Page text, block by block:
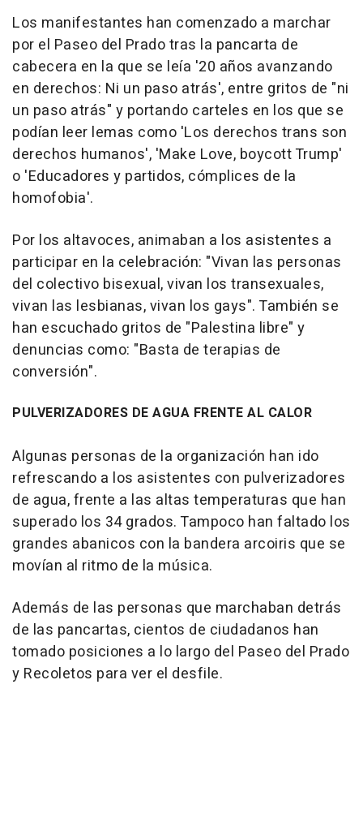
Los manifestantes han comenzado a marchar
por el Paseo del Prado tras la pancarta de
cabecera en la que se leía '20 años avanzando
en derechos: Ni un paso atrás', entre gritos de "ni
un paso atrás" y portando carteles en los que se
podían leer lemas como 'Los derechos trans son
derechos humanos', 'Make Love, boycott Trump'
o 'Educadores y partidos, cómplices de la
homofobia'.
Por los altavoces, animaban a los asistentes a
participar en la celebración: "Vivan las personas
del colectivo bisexual, vivan los transexuales,
vivan las lesbianas, vivan los gays". También se
han escuchado gritos de "Palestina libre" y
denuncias como: "Basta de terapias de
conversión".
PULVERIZADORES DE AGUA FRENTE AL CALOR
Algunas personas de la organización han ido
refrescando a los asistentes con pulverizadores
de agua, frente a las altas temperaturas que han
superado los 34 grados. Tampoco han faltado los
grandes abanicos con la bandera arcoiris que se
movían al ritmo de la música.
Además de las personas que marchaban detrás
de las pancartas, cientos de ciudadanos han
tomado posiciones a lo largo del Paseo del Prado
y Recoletos para ver el desfile.